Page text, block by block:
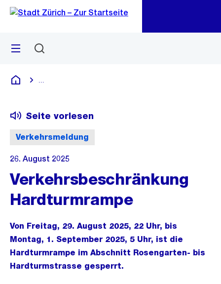
Navigation
Sprunglink
Menü
Deutsch
Verkehrsmeldung
Seite vorlesen
26. August 2025
Verkehrsbeschränkung
Hardturmrampe
Von Freitag, 29. August 2025, 22 Uhr, bis
Montag, 1. September 2025, 5 Uhr, ist die
Hardturmrampe im Abschnitt Rosengarten- bis
Hardturmstrasse gesperrt.